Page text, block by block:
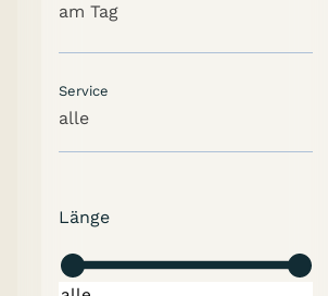
am Tag
Service
alle
Länge